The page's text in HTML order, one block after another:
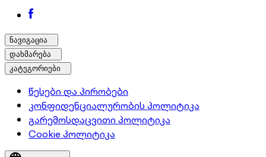
ნავიგაცია
დახმარება
კატეგორიები
წესები და პირობები
კონფიდენციალურობის პოლიტიკა
გარემოსდაცვითი პოლიტიკა
Cookie პოლიტიკა